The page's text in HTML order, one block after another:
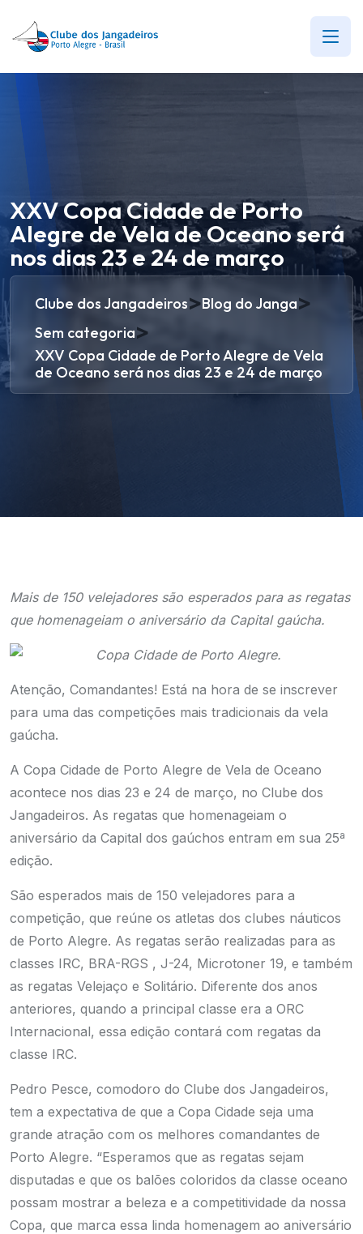
XXV Copa Cidade de Porto
Alegre de Vela de Oceano será
nos dias 23 e 24 de março
Clube dos Jangadeiros>Blog do Janga>
Sem categoria>
XXV Copa Cidade de Porto Alegre de Vela
de Oceano será nos dias 23 e 24 de março
Mais de 150 velejadores são esperados para as regatas
que homenageiam o aniversário da Capital gaúcha.
Atenção, Comandantes! Está na hora de se inscrever
para uma das competições mais tradicionais da vela
gaúcha.
A Copa Cidade de Porto Alegre de Vela de Oceano
acontece nos dias 23 e 24 de março, no Clube dos
Jangadeiros. As regatas que homenageiam o
aniversário da Capital dos gaúchos entram em sua 25ª
edição.
São esperados mais de 150 velejadores para a
competição, que reúne os atletas dos clubes náuticos
de Porto Alegre. As regatas serão realizadas para as
classes IRC, BRA-RGS , J-24, Microtoner 19, e também
as regatas Velejaço e Solitário. Diferente dos anos
anteriores, quando a principal classe era a ORC
Internacional, essa edição contará com regatas da
classe IRC.
Pedro Pesce, comodoro do Clube dos Jangadeiros,
tem a expectativa de que a Copa Cidade seja uma
grande atração com os melhores comandantes de
Porto Alegre. “Esperamos que as regatas sejam
disputadas e que os balões coloridos da classe oceano
possam mostrar a beleza e a competitividade da nossa
Copa, que marca essa linda homenagem ao aniversário